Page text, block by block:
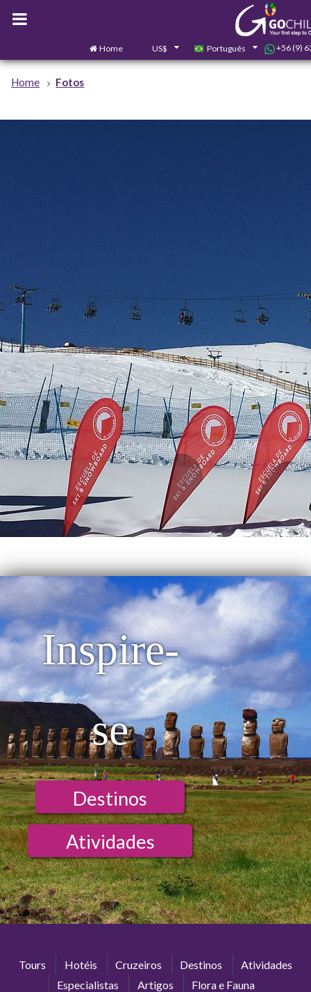
Home US$ Português +56 (9)
Home Fotos
Inspire-
se
Destinos
Atividades
Tours Hotéis Cruzeiros Destinos
Atividades
Especialistas
Artigos Flora e Fauna